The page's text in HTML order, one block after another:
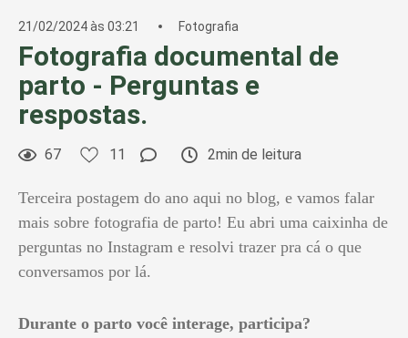
21/02/2024 às 03:21 Fotografia
Fotografia documental de
parto - Perguntas e
respostas.
67 11 2min de leitura
Terceira postagem do ano aqui no blog, e vamos falar
mais sobre fotografia de parto! Eu abri uma caixinha de
perguntas no Instagram e resolvi trazer pra cá o que
conversamos por lá.
Durante o parto você interage, participa?